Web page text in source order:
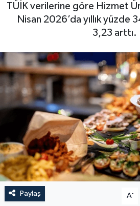
TÜİK verilerine göre Hizmet
Nisan 2026’da yıllık yüzde
3,23 arttı.
Paylaş A-